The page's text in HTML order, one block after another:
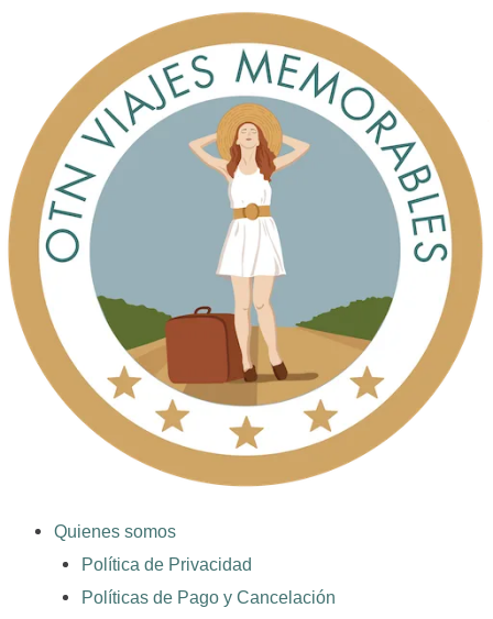
Quienes somos
Política de Privacidad
Políticas de Pago y Cancelación